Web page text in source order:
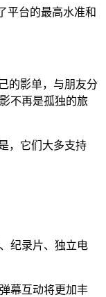
平台的最高水准和
的影单，与朋友分
不再是孤独的旅
，它们大多支持
纪录片、独立电
幕互动将更加丰